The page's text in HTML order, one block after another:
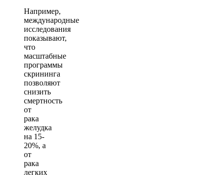
Например,
международные
исследования
показывают,
что
масштабные
программы
скрининга
позволяют
снизить
смертность
от
рака
желудка
на 15-
20%, а
от
рака
легких